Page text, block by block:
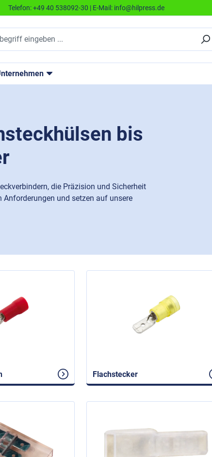
Telefon:+49 40 538092-30 | E-Mail: info@hilpress.de
bis
die Präzision und Sicherheit
Anforderungen und setzen auf unsere
Flachstecker